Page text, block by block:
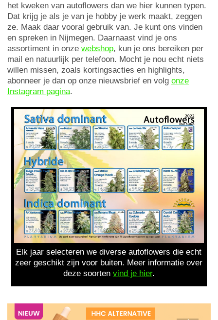
het kweken van autoflowers dan we hier kunnen typen.
Dat krijg je als je van je hobby je werk maakt, zeggen
ze. Maak daar vooral gebruik van. Je kunt ons vinden
en spreken in Nijmegen. Daarnaast vind je ons
assortiment in onze webshop, kun je ons bereiken per
mail en natuurlijk per telefoon. Mocht je nou echt niets
willen missen, zoals kortingsacties en highlights,
abonneer je dan op onze nieuwsbrief en volg onze
Instagram pagina.
Elk jaar selecteren we diverse autoflowers die echt
zeer geschikt zijn voor buiten. Meer informatie over
deze soorten vind je hier.